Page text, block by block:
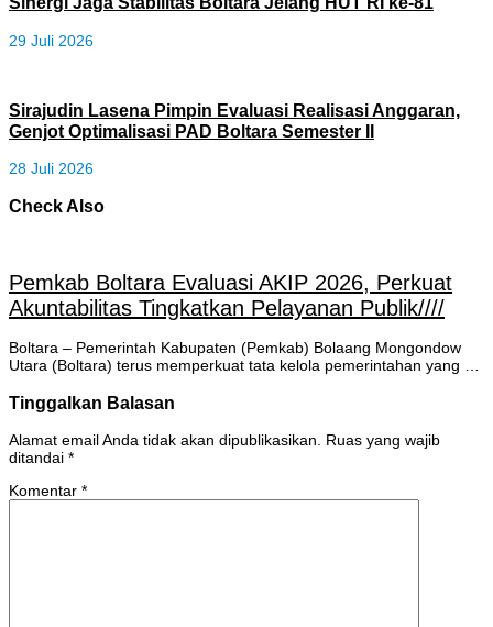
29 Juli 2026
Sirajudin Lasena Pimpin Evaluasi Realisasi Anggaran,
Genjot Optimalisasi PAD Boltara Semester II
28 Juli 2026
Check Also
Pemkab Boltara Evaluasi AKIP 2026, Perkuat
Akuntabilitas Tingkatkan Pelayanan Publik////
Boltara – Pemerintah Kabupaten (Pemkab) Bolaang Mongondow
Utara (Boltara) terus memperkuat tata kelola pemerintahan yang …
Tinggalkan Balasan
Alamat email Anda tidak akan dipublikasikan.
Ruas yang wajib
ditandai *
Komentar *